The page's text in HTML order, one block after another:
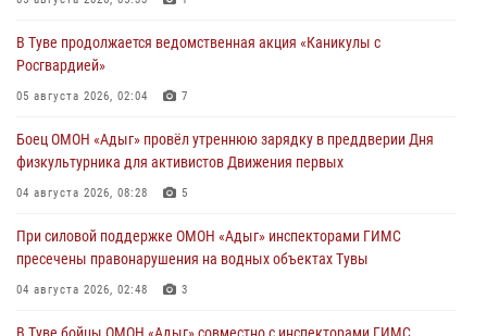
В Туве продолжается ведомственная акция «Каникулы с
Росгвардией»
05 августа 2026, 02:04 7
Боец ОМОН «Адыг» провёл утреннюю зарядку в преддверии Дня
физкультурника для активистов Движения первых
04 августа 2026, 08:28 5
При силовой поддержке ОМОН «Адыг» инспекторами ГИМС
пресечены правонарушения на водных объектах Тувы
04 августа 2026, 02:48 3